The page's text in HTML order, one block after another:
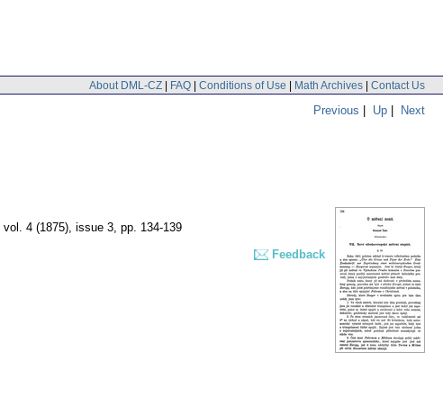
About DML-CZ | FAQ | Conditions of Use | Math Archives | Contact Us
Previous | Up | Next
vol. 4 (1875), issue 3, pp. 134-139
Feedback